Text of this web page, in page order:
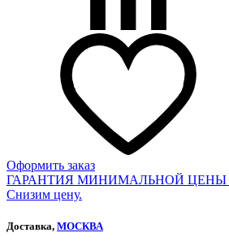
Оформить заказ
ГАРАНТИЯ МИНИМАЛЬНОЙ ЦЕНЫ
Снизим цену.
Доставка, МОСКВА